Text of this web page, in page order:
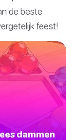
de beste
feest!
dammen